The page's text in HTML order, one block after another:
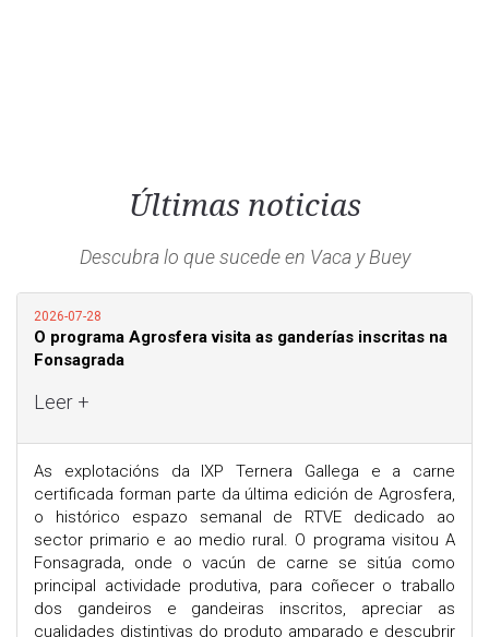
Últimas noticias
Descubra lo que sucede en Vaca y Buey
2026-07-28
O programa Agrosfera visita as ganderías inscritas na
Fonsagrada
Leer +
As explotacións da IXP Ternera Gallega e a carne
certificada forman parte da última edición de Agrosfera,
o histórico espazo semanal de RTVE dedicado ao
sector primario e ao medio rural. O programa visitou A
Fonsagrada, onde o vacún de carne se sitúa como
principal actividade produtiva, para coñecer o traballo
dos gandeiros e gandeiras inscritos, apreciar as
cualidades distintivas do produto amparado e descubrir